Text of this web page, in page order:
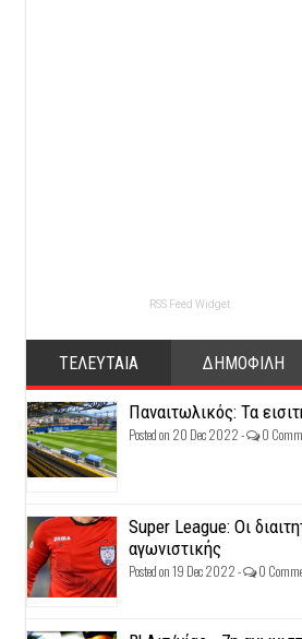
RSS Feed Widget
ΤΕΛΕΥΤΑΙΑ ΔΗΜΟΦΙΛΗ
Παναιτωλικός: Τα
Posted on 20 Dec 2022 - 0
Super League: Οι
αγωνιστικής
Posted on 19 Dec 2022 - 0